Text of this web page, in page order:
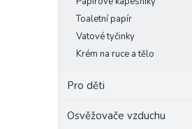
Toaletní papír
Vatové tyčinky
Krém na ruce a tělo
Pro děti
Osvěžovače vzduchu